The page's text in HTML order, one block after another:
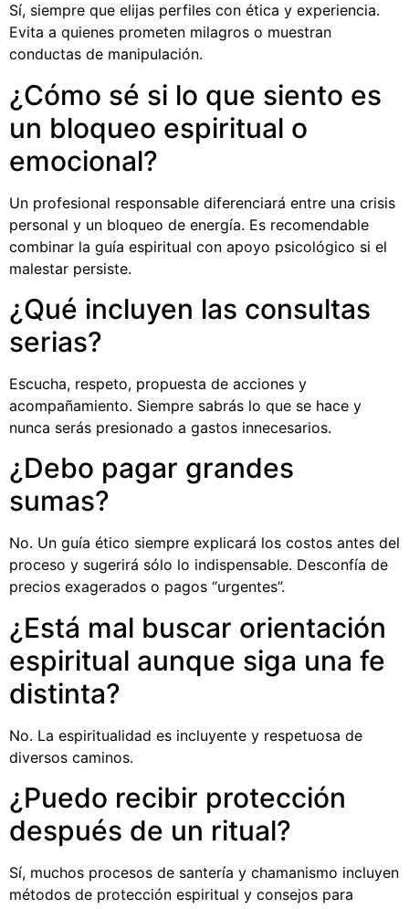
Sí, siempre que elijas perfiles con ética y experiencia.
Evita a quienes prometen milagros o muestran
conductas de manipulación.
¿Cómo sé si lo que siento es
un bloqueo espiritual o
emocional?
Un profesional responsable diferenciará entre una crisis
personal y un bloqueo de energía. Es recomendable
combinar la guía espiritual con apoyo psicológico si el
malestar persiste.
¿Qué incluyen las consultas
serias?
Escucha, respeto, propuesta de acciones y
acompañamiento. Siempre sabrás lo que se hace y
nunca serás presionado a gastos innecesarios.
¿Debo pagar grandes
sumas?
No. Un guía ético siempre explicará los costos antes del
proceso y sugerirá sólo lo indispensable. Desconfía de
precios exagerados o pagos “urgentes”.
¿Está mal buscar orientación
espiritual aunque siga una fe
distinta?
No. La espiritualidad es incluyente y respetuosa de
diversos caminos.
¿Puedo recibir protección
después de un ritual?
Sí, muchos procesos de santería y chamanismo incluyen
métodos de protección espiritual y consejos para